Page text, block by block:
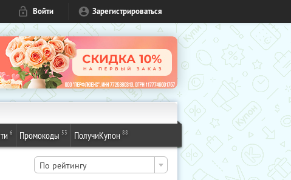
Войти Зарегистрироваться
6 Промокоды 53 ПолучиКупон 88
По рейтингу